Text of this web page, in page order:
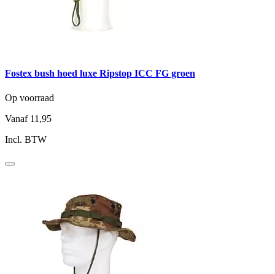
Fostex bush hoed luxe Ripstop ICC FG groen
Op voorraad
Vanaf 11,95
Incl. BTW